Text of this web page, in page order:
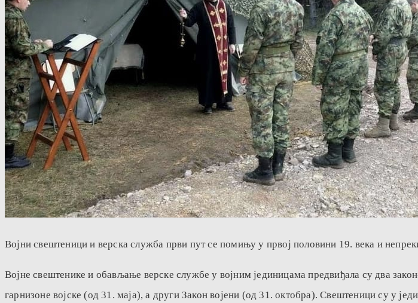
Војни свештеници и верска служба први пут се помињу у првој половини 19. века и
Војне свештенике и обављање верске службе у војним јединицама предвиђaла су два
гарнизоне војске (од 31. маја), а други Закон војени (од 31. октобра). Свештеници су у